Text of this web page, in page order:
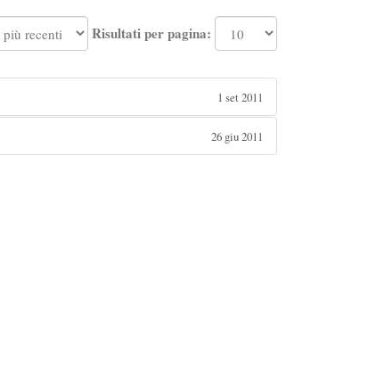
Risultati per pagina:
1 set 2011
26 giu 2011